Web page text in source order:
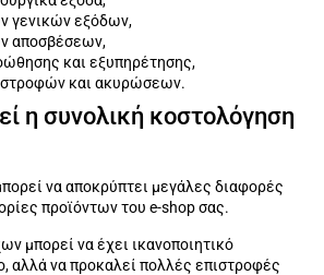
γενικών εξόδων,
αποσβέσεων,
και εξυπηρέτησης,
και ακυρώσεων.
η συνολική κοστολόγηση
να αποκρύπτει μεγάλες διαφορές
προϊόντων του e-shop σας.
μπορεί να έχει ικανοποιητικό
αλλά να προκαλεί πολλές επιστροφές